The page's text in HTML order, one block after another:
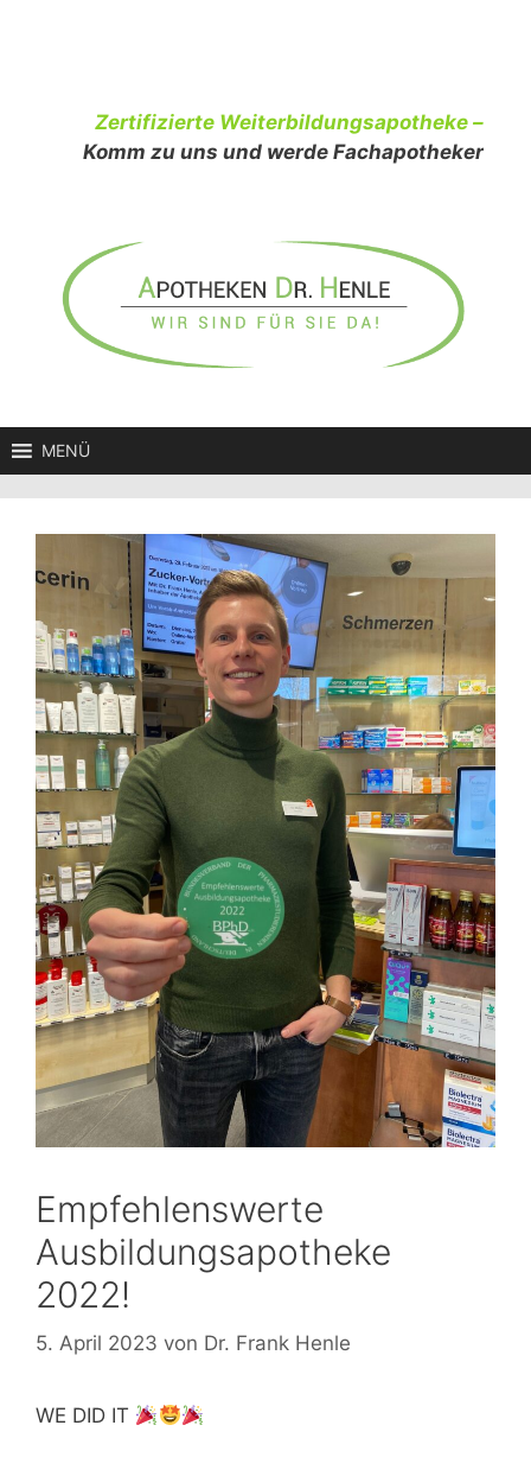
Zertifizierte Weiterbildungsapotheke –
Komm zu uns und werde Fachapotheker
MENÜ
Empfehlenswerte
Ausbildungsapotheke
2022!
5. April 2023 von Dr. Frank Henle
WE DID IT